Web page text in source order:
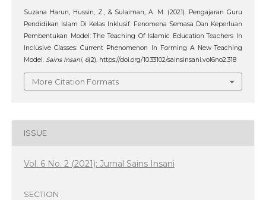
Suzana Harun, Hussin, Z., & Sulaiman, A. M. (2021). Pengajaran Guru
Pendidikan Islam Di Kelas Inklusif: Fenomena Semasa Dan Keperluan
Pembentukan Model: The Teaching Of Islamic Education Teachers In
Inclusive Classes: Current Phenomenon In Forming A New Teaching
Model. Sains Insani, 6(2). https://doi.org/10.33102/sainsinsani.vol6no2.318
More Citation Formats
ISSUE
Vol. 6 No. 2 (2021): Jurnal Sains Insani
SECTION